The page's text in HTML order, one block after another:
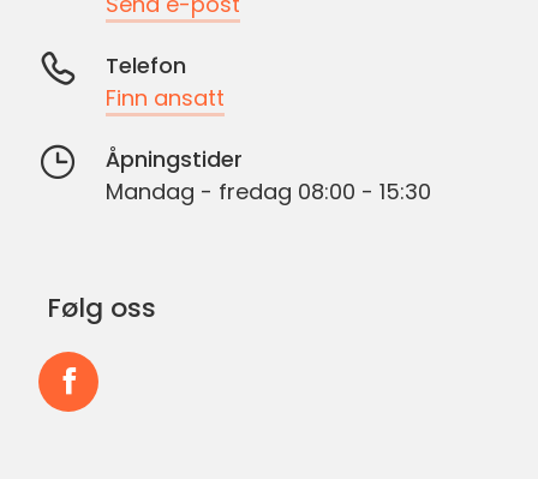
Telefon
Finn ansatt
Åpningstider
Mandag - fredag 08:00 - 15:30
Følg oss